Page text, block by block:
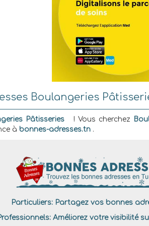
Boulangeries
Pâtisseries ! Vous cherchez
à bonnes-adresses.tn .
Particuliers:Partagez vos bonnes
Améliorez votre visibilité